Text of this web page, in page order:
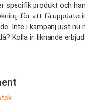
specifik produkt och
för att få
Inte i kampanj just nu
Kolla in liknande